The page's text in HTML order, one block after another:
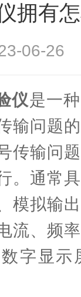
拥有
06-
仪是一
输问题
传输问
。通常
模拟输
流、频
字显示